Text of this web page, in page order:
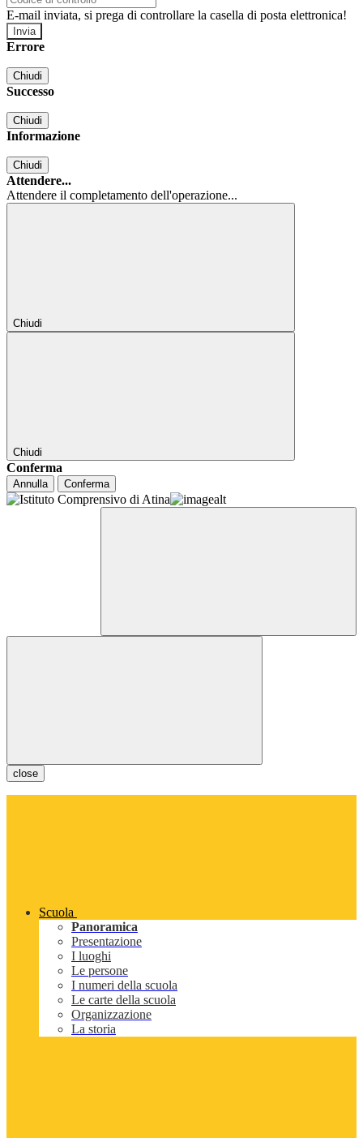
E-mail inviata, si prega di controllare la casella di posta elettronica!
Errore
Chiudi
Successo
Chiudi
Informazione
Chiudi
Attendere...
Attendere il completamento dell'operazione...
Chiudi
Chiudi
Conferma
Annulla Conferma
close
Scuola
Panoramica
Presentazione
I luoghi
Le persone
I numeri della scuola
Le carte della scuola
Organizzazione
La storia